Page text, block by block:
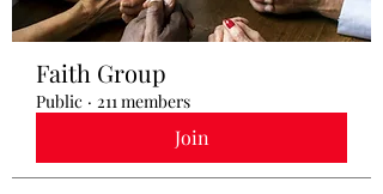
Faith Group
Public · 211 members
Join